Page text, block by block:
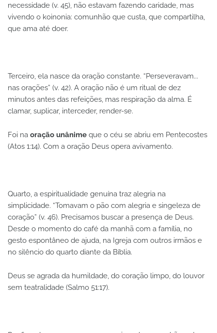
necessidade (v. 45), não estavam fazendo caridade, mas
vivendo o koinonia: comunhão que custa, que compartilha,
que ama até doer.
Terceiro, ela nasce da oração constante. “Perseveravam...
nas orações” (v. 42). A oração não é um ritual de dez
minutos antes das refeições, mas respiração da alma. É
clamar, suplicar, interceder, render-se.
Foi na oração unânime que o céu se abriu em Pentecostes
(Atos 1:14). Com a oração Deus opera avivamento.
Quarto, a espiritualidade genuína traz alegria na
simplicidade. “Tomavam o pão com alegria e singeleza de
coração” (v. 46). Precisamos buscar a presença de Deus.
Desde o momento do café da manhã com a família, no
gesto espontâneo de ajuda, na Igreja com outros irmãos e
no silêncio do quarto diante da Bíblia.
Deus se agrada da humildade, do coração limpo, do louvor
sem teatralidade (Salmo 51:17).